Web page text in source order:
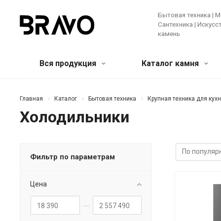
Бытовая техника |
Сантехника |
камень
Вся продукция
Мягкая мебель и предметы
Банкетки и пуфы Диваны Зеркала
Лучшее предложение!
Мебель
Каталог камня
Кварцевый агломерат
Главная Каталог Бытовая техника Крупная техника для
Холодильники
Фильтр по параметрам
Цена